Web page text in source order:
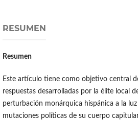
RESUMEN
Resumen
Este artículo tiene como objetivo central
respuestas desarrolladas por la élite local
perturbación monárquica hispánica a la
mutaciones políticas de su cuerpo